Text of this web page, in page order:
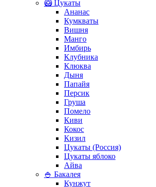
🥝 Цукаты
Ананас
Кумкваты
Вишня
Манго
Имбирь
Клубника
Клюква
Дыня
Папайя
Персик
Груша
Помело
Киви
Кокос
Кизил
Цукаты (Россия)
Цукаты яблоко
Айва
🍚 Бакалея
Кунжут